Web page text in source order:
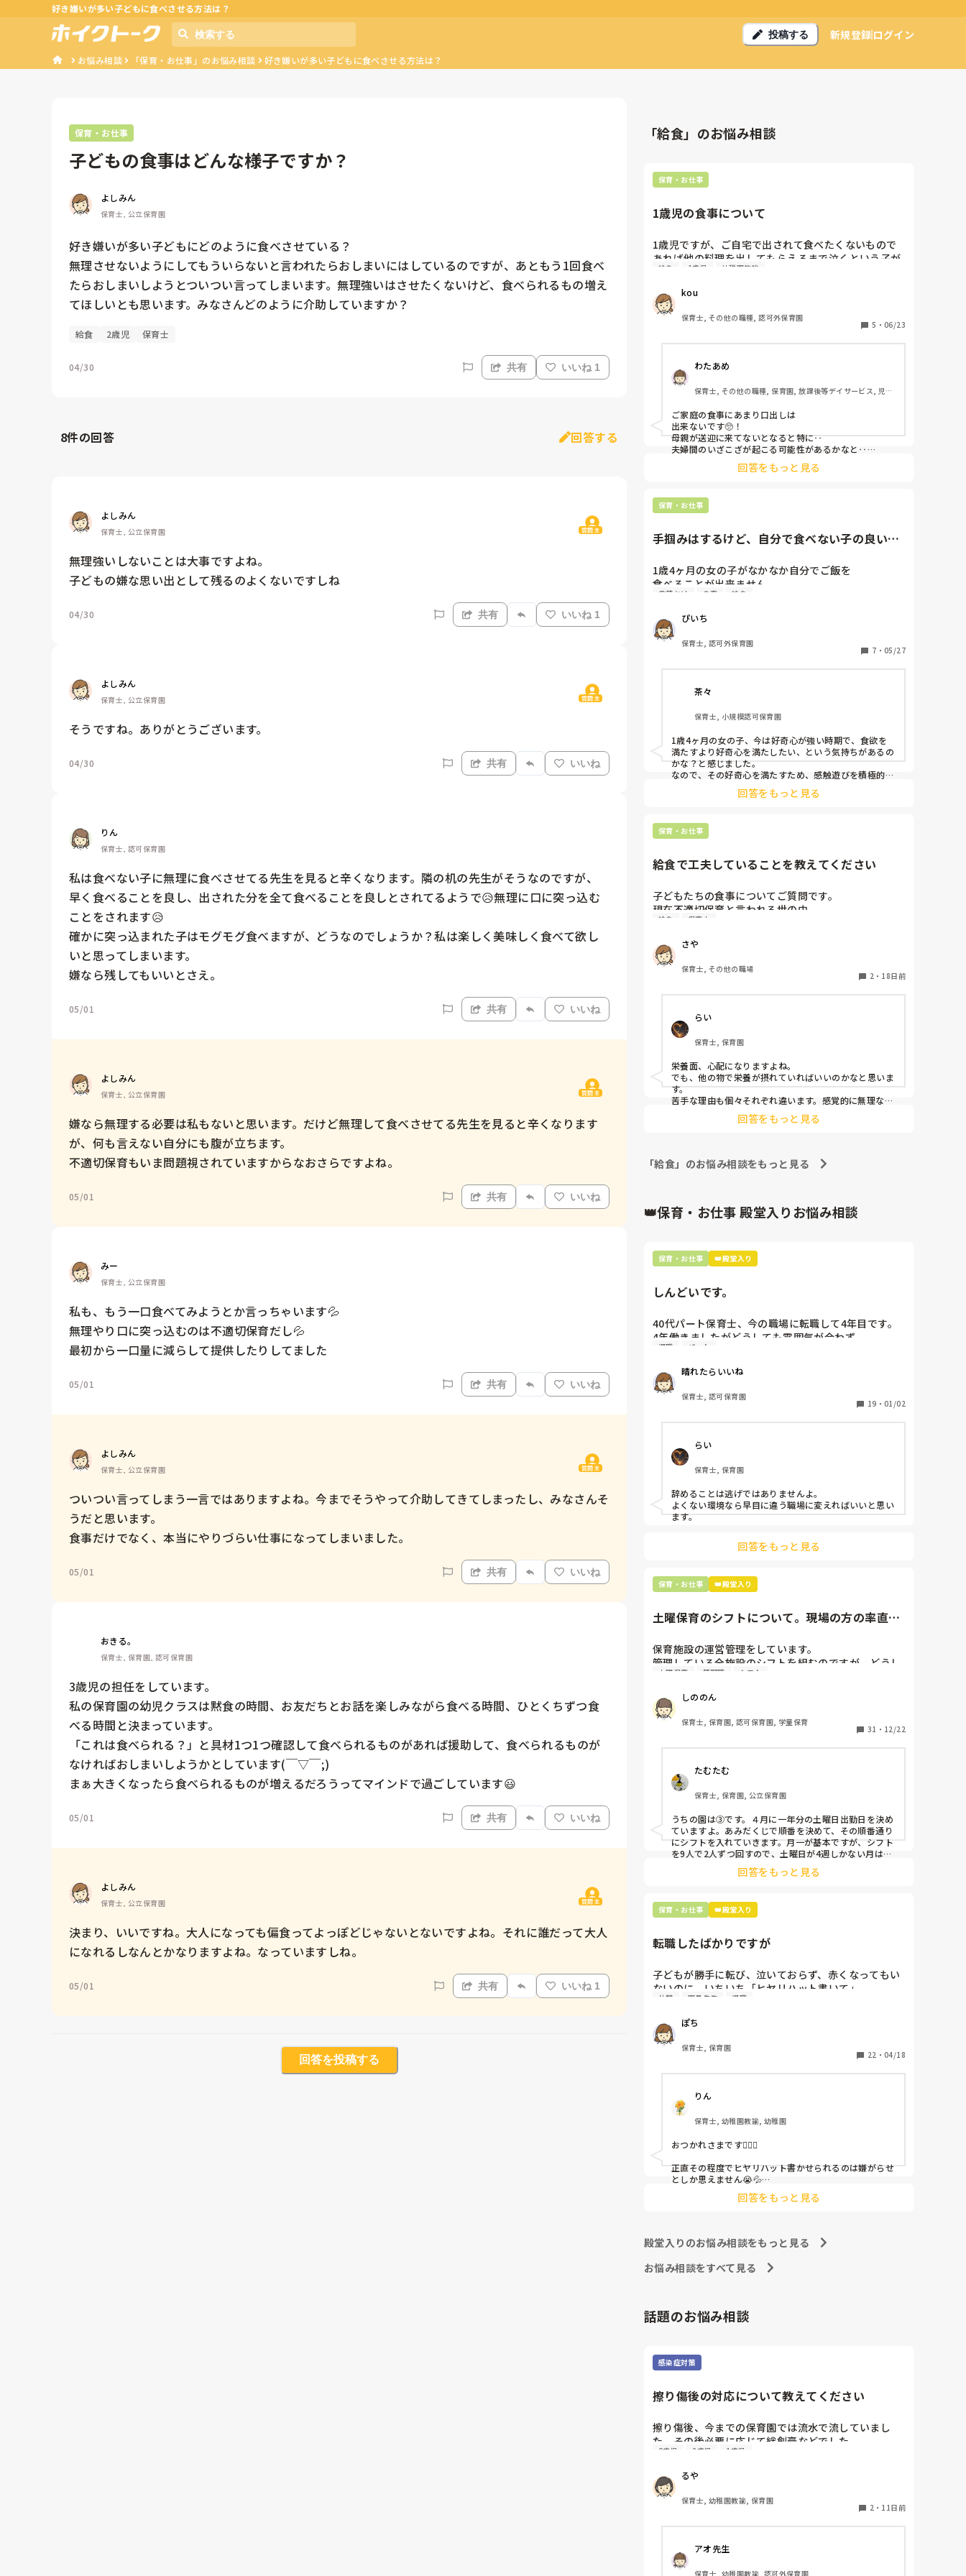
好き嫌いが多い子どもに食べさせる方法は？
投稿する 新規登録ログイン
お悩み相談 「保育・お仕事」のお悩み相談 好き嫌いが多い子どもに食べさせる方法は？
保育・お仕事
子どもの食事はどんな様子ですか？
よしみん
保育士, 公立保育園
好き嫌いが多い子どもにどのように食べさせている？
無理させないようにしてもういらないと言われたらおしまいにはしているのですが、あともう1回食べ
たらおしまいしようとついつい言ってしまいます。無理強いはさせたくないけど、食べられるもの増え
てほしいとも思います。みなさんどのように介助していますか？
給食 2歳児 保育士
04/30 共有 いいね 1
8件の回答 回答する
よしみん
保育士, 公立保育園 質問主
無理強いしないことは大事ですよね。
子どもの嫌な思い出として残るのよくないですしね
04/30 共有 いいね 1
よしみん
保育士, 公立保育園 質問主
そうですね。ありがとうございます。
04/30 共有 いいね
りん
保育士, 認可保育園
私は食べない子に無理に食べさせてる先生を見ると辛くなります。隣の机の先生がそうなのですが、
早く食べることを良し、出された分を全て食べることを良しとされてるようで😥無理に口に突っ込む
ことをされます😥
確かに突っ込まれた子はモグモグ食べますが、どうなのでしょうか？私は楽しく美味しく食べて欲し
いと思ってしまいます。
嫌なら残してもいいとさえ。
05/01 共有 いいね
よしみん
保育士, 公立保育園 質問主
嫌なら無理する必要は私もないと思います。だけど無理して食べさせてる先生を見ると辛くなります
が、何も言えない自分にも腹が立ちます。
不適切保育もいま問題視されていますからなおさらですよね。
05/01 共有 いいね
みー
保育士, 公立保育園
私も、もう一口食べてみようとか言っちゃいます💦
無理やり口に突っ込むのは不適切保育だし💦
最初から一口量に減らして提供したりしてました
05/01 共有 いいね
よしみん
保育士, 公立保育園 質問主
ついつい言ってしまう一言ではありますよね。今までそうやって介助してきてしまったし、みなさんそ
うだと思います。
食事だけでなく、本当にやりづらい仕事になってしまいました。
05/01 共有 いいね
おきる。
保育士, 保育園, 認可保育園
3歳児の担任をしています。
私の保育園の幼児クラスは黙食の時間、お友だちとお話を楽しみながら食べる時間、ひとくちずつ食
べる時間と決まっています。
「これは食べられる？」と具材1つ1つ確認して食べられるものがあれば援助して、食べられるものが
なければおしまいしようかとしています(￣▽￣;)
まぁ大きくなったら食べられるものが増えるだろうってマインドで過ごしています😃
05/01 共有 いいね
よしみん
保育士, 公立保育園 質問主
決まり、いいですね。大人になっても偏食ってよっぽどじゃないとないですよね。それに誰だって大人
になれるしなんとかなりますよね。なっていますしね。
05/01 共有 いいね 1
回答を投稿する
「給食」のお悩み相談
保育・お仕事
1歳児の食事について
1歳児ですが、ご自宅で出されて食べたくないもので
あれば他の料理を出してもらえるまで泣くという子が
います。食べるのは大好きですが、好き嫌いや気分が
例えばカレーを出す→嫌なので泣く→冷凍されてた他
の料理を出す、などです。（他の日だとカレーも普通
に食べるとのこと。）
あとはご家族が食事されているとその子が欲しがるの
園では上記のような食べ渋りはありません。
野菜が嫌いなので、見えると食べませんが、他のご飯
で隠してあげると普通に食べれたりします。（味は問
題ないので野菜と認識しなければOK）
園児は小児肥満を医師から指摘されていて、体重は気
にはされているようですが、園に補食の追加としてフ
ルーツを持ってきています。
上記の家庭での環境は見直してもらうように伝えるべ
きでしょうか。
共食はしてもらえたらとは思うのですが、送迎は殆ど
父親で母親との連絡手段は連絡帳のみなのでどのよう
みなさんどのような印象を受けますか？忌憚なきご意
給食 1歳児 幼稚園教諭
kou
保育士, その他の職種, 認可外保育園
5 ・ 06/23
わたあめ
保育士, その他の職種, 保育園, 放課後等デイサービス, 児童
ご家庭の食事にあまり口出しは
出来ないです🥺！
母親が送迎に来てないとなると特に‥
夫婦間のいざこざが起こる可能性があるかなと‥
連絡帳だと残りますし、
トラブルになりそうです🥺
園で食べしぶりがないのであればいいのかなぁと思いま
す🥺！
回答をもっと見る
保育・お仕事
手掴みはするけど、自分で食べない子の良い対
1歳4ヶ月の女の子がなかなか自分でご飯を
食べることが出来ません。
他の子より敏感なのかなとは感じています。
苦手ということもないようです。
自分で掴むまでは出来るのですが、口に運ぶ
が出来ません。
掴んでも離したり、床に落としたりしてます。
こちらがお口に入れるんだよ〜ぱくっ！
何かいい方法はないのでしょうか。
言葉かけ 食育 給食
ぴいち
保育士, 認可外保育園
7 ・ 05/27
茶々
保育士, 小規模認可保育園
1歳4ヶ月の女の子、今は好奇心が強い時期で、食欲を
満たすより好奇心を満たしたい、という気持ちがあるの
かな？と感じました。
なので、その好奇心を満たすため、感触遊びを積極的に
取り入れてみるのはいかがでしょうか？
あとはそんなにお腹が空いていないから、なかなか食べ
ご家庭での食事の様子が気になりますね。
回答をもっと見る
保育・お仕事
給食で工夫していることを教えてください
子どもたちの食事についてご質問です。
現在不適切保育と言われる世の中、、
苦手な食べ物を食べさせるのも不適切、だからと言っ
ながら給食の時間を過ごしています。現在は苦手な食
べ物は最初から少し減らして提供しています。また、
全く食べないことには無理強いせず結局残していま
す。しかし子どもによっては本当に食べなくて栄養面
余計に、、）皆さんはどのように工夫して食事介助や
声掛けをしていますか？
給食 保育士
さや
保育士, その他の職場
2 ・ 18日前
らい
保育士, 保育園
栄養面、心配になりますよね。
でも、他の物で栄養が摂れていればいいのかなと思いま
す。
苦手な理由も個々それぞれ違います。感覚的に無理な物
その子に合わせて、減らしたら食べられる。一欠片だけ
集団生活の中で、お友達が美味しそうに食べていたから
食べれる様になる事もあります。
回答をもっと見る
「給食」のお悩み相談をもっと見る
👑保育・お仕事 殿堂入りお悩み相談
保育・お仕事 👑殿堂入り
しんどいです。
40代パート保育士、今の職場に転職して4年目です。
4年働きましたがどうしても雰囲気が合わず
退職しようと思っています。
周りの職員は、勤続10年以上から何十年という先生が
ほとんどです。
保護者子どもの愚痴悪口が多く、
子どもの前でも
仕方ないよね
もう何も言わずに
子どもの言いなりになればいいんだね
などいう意見で…
上の先生に相談することは難しそうです。
正直苦しい。
辞めることは逃げ、と、過去辞めた人も何年も言われ
続けています
退職 パート
晴れたらいいね
保育士, 認可保育園
19 ・ 01/02
らい
保育士, 保育園
辞めることは逃げではありませんよ。
よくない環境なら早目に違う職場に変えればいいと思い
ます。
回答をもっと見る
保育・お仕事 👑殿堂入り
土曜保育のシフトについて。現場の方の率直な
保育施設の運営管理をしています。
管理している全施設のシフトを組むのですが、どうし
ても土曜保育だけは入れる方が少なく、いつも苦労し
応募の段階では皆、月1〜2回の土曜出勤があることに
同意して入職しているはずですが、いざ勤務が始まる
と一日も土曜出勤が出来ない方ばかりです。
①土曜日の希望休は2日まで、と制限をかける
②毎月、必ず土曜保育に入ることのできる日を1日だ
けピックアップしてもらう
③仮シフトが出た時、土曜出勤が難しければ自身で代
わりの人を交渉して見つけてもらう
上記のいずれかの対策を取り入れることを考えていま
土曜保育 管理職 シフト
しののん
保育士, 保育園, 認可保育園, 学童保育
31 ・ 12/22
たむたむ
保育士, 保育園, 公立保育園
うちの園は③です。４月に一年分の土曜日出勤日を決め
ていますよ。あみだくじで順番を決めて、その順番通り
にシフトを入れていきます。月一が基本ですが、シフト
を9人で2人ずつ回すので、土曜日が4週しかない月は無
しの時もありますよ。その土曜日が出られない人は、同
じシフト時間の人と自分で交代して貰い、主任に報告し
回答をもっと見る
保育・お仕事 👑殿堂入り
転職したばかりですが
子どもが勝手に転び、泣いておらず、赤くなってもい
ないのに、いちいち「ヒヤリハット書いて」
と書かされ
休憩時間に書くしかなく、辛いです
（そう言う本人は書かない）
しかも、上司に↑この内容でも
「どうしたらなくせるか」
呼ばれて一緒に対策を考えさせられること多数
これだけで30〜40分拘束されて辛いです
皆さんの園はどうですか?
休憩 園長先生 退職
ぽち
保育士, 保育園
22 ・ 04/18
りん
保育士, 幼稚園教諭, 幼稚園
おつかれさまです🙇🏻‍♀️
正直その程度でヒヤリハット書かせられるのは嫌がらせ
としか思えません😭💦
他の先生方も同様のことをされているのでしょうか？
回答をもっと見る
殿堂入りのお悩み相談をもっと見る
お悩み相談をすべて見る
話題のお悩み相談
感染症対策
擦り傷後の対応について教えてください
擦り傷後、今までの保育園では流水で流していまし
た。その後必要に応じて絆創膏などでした。
4月から新しい保育園で勤務しておりますが、水道が
ね」と声をかけています。
清浄綿は消毒ではないし、水道あるのになぜ清浄綿な
のか、、聞くタイミングを逃してしまいモヤモヤした
ままでいます。
流水で流した方が不純物が取れるにではないかと思っ
てしまうのですが、同じような対応をされているとこ
0歳児 2歳児 1歳児
るや
保育士, 幼稚園教諭, 保育園
2 ・ 11日前
アオ先生
保育士, 幼稚園教諭, 認可外保育園